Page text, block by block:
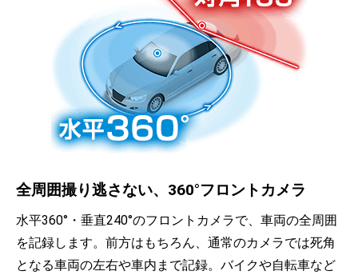
全周囲撮り逃さない、360°フロントカメラ
水平360°・垂直240°のフロントカメラで、車両の全周囲
を記録します。前方はもちろん、通常のカメラでは死角
となる車両の左右や車内まで記録。バイクや自転車など